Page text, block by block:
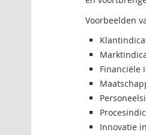
Voorbeelden
Financiële
Innovatie